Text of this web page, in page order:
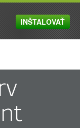
MENU
INŠTALOVAŤ